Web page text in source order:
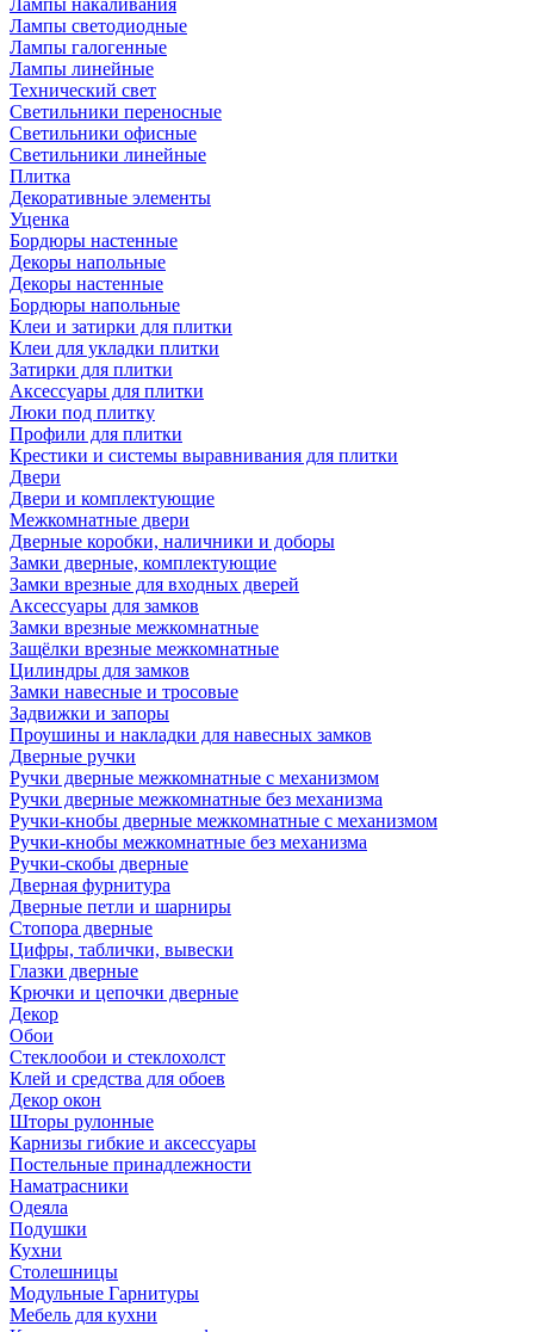
Лампы накаливания
Лампы светодиодные
Лампы галогенные
Лампы линейные
Технический свет
Светильники переносные
Светильники офисные
Светильники линейные
Плитка
Декоративные элементы
Уценка
Бордюры настенные
Декоры напольные
Декоры настенные
Бордюры напольные
Клеи и затирки для плитки
Клеи для укладки плитки
Затирки для плитки
Аксессуары для плитки
Люки под плитку
Профили для плитки
Крестики и системы выравнивания для плитки
Двери
Двери и комплектующие
Межкомнатные двери
Дверные коробки, наличники и доборы
Замки дверные, комплектующие
Замки врезные для входных дверей
Аксессуары для замков
Замки врезные межкомнатные
Защёлки врезные межкомнатные
Цилиндры для замков
Замки навесные и тросовые
Задвижки и запоры
Проушины и накладки для навесных замков
Дверные ручки
Ручки дверные межкомнатные с механизмом
Ручки дверные межкомнатные без механизма
Ручки-кнобы дверные межкомнатные с механизмом
Ручки-кнобы межкомнатные без механизма
Ручки-скобы дверные
Дверная фурнитура
Дверные петли и шарниры
Стопора дверные
Цифры, таблички, вывески
Глазки дверные
Крючки и цепочки дверные
Декор
Обои
Стеклообои и стеклохолст
Клей и средства для обоев
Декор окон
Шторы рулонные
Карнизы гибкие и аксессуары
Постельные принадлежности
Наматрасники
Одеяла
Подушки
Кухни
Столешницы
Модульные Гарнитуры
Мебель для кухни